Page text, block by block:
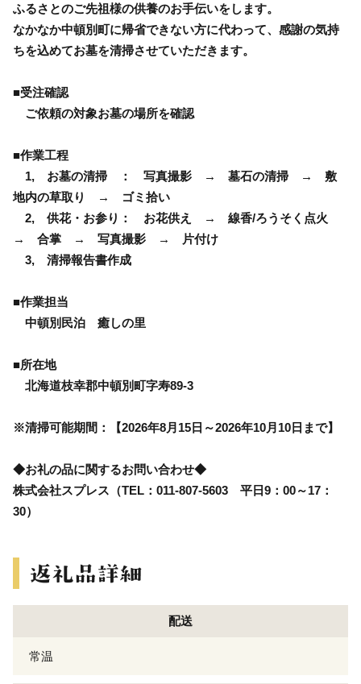
ふるさとのご先祖様の供養のお手伝いをします。
なかなか中頓別町に帰省できない方に代わって、感謝の気持
ちを込めてお墓を清掃させていただきます。
■受注確認
ご依頼の対象お墓の場所を確認
■作業工程
1, お墓の清掃 ： 写真撮影 → 墓石の清掃 → 敷
地内の草取り → ゴミ拾い
2, 供花・お参り： お花供え → 線香/ろうそく点火
→ 合掌 → 写真撮影 → 片付け
3, 清掃報告書作成
■作業担当
中頓別民泊 癒しの里
■所在地
北海道枝幸郡中頓別町字寿89-3
※清掃可能期間：【2026年8月15日～2026年10月10日まで】
◆お礼の品に関するお問い合わせ◆
株式会社スプレス（TEL：011-807-5603 平日9：00～17：
30）
配送
常温